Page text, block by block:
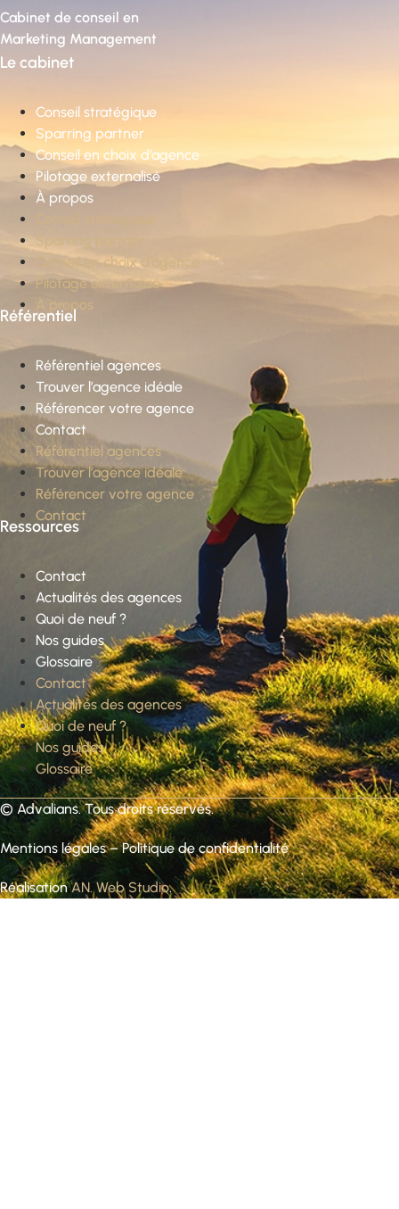
Cabinet de conseil en
Marketing Management
Le cabinet
Conseil stratégique
Sparring partner
Conseil en choix d’agence
Pilotage externalisé
À propos
Sparring partner
Conseil en choix d’agence
Pilotage externalisé
À propos
Référentiel
Référentiel agences
Trouver l’agence idéale
Référencer votre agence
Contact
Référentiel agences
Trouver l’agence idéale
Référencer votre agence
Contact
Ressources
Contact
Actualités des agences
Quoi de neuf ?
Nos guides
Glossaire
Contact
Actualités des agences
Quoi de neuf ?
Nos guides
Glossaire
© Advalians. Tous droits réservés.
Mentions légales–Politique de confidentialité
RéalisationAN. Web Studio.